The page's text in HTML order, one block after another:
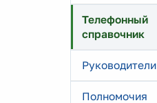
Телефонный
справочник
Руководители
Полномочия